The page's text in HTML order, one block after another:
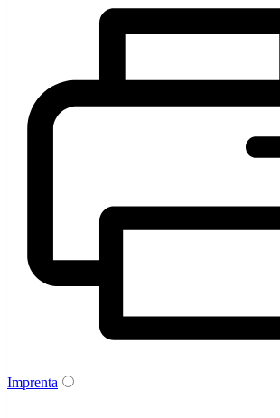
Imprenta